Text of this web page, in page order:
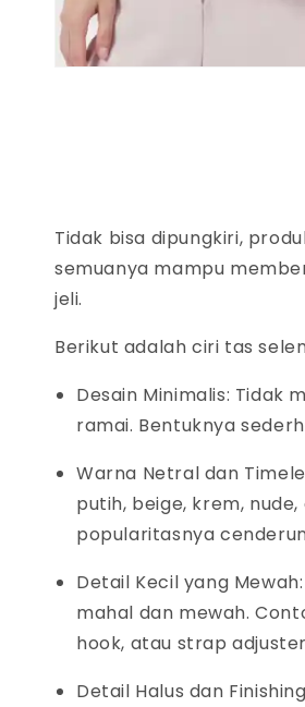
Tidak bisa dipungkiri,
semuanya mampu
jeli.
Berikut adalah ciri tas
Desain Minimalis: Tidak
ramai. Bentuknya
Warna Netral dan
putih, beige, krem,
popularitasnya
Detail Kecil yang
mahal dan mewah.
hook, atau strap
Detail Halus dan